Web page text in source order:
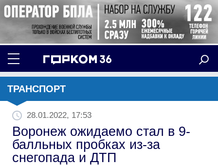
ТРАНСПОРТ
28.01.2022, 17:53
Воронеж ожидаемо стал в 9-
балльных пробках из-за
снегопада и ДТП